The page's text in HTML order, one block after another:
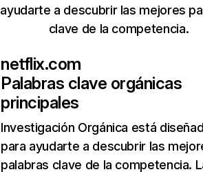
ayudarte a descubrir las mejores
clave de la competencia.
netflix.com
Palabras clave orgánicas
principales
Investigación Orgánica está
para ayudarte a descubrir las
palabras clave de la competencia.